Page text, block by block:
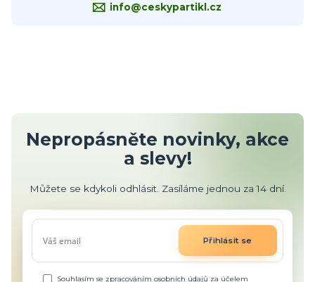
info@ceskypartikl.cz
Nepropásněte novinky, akce
a slevy!
Můžete se kdykoli odhlásit. Zasíláme jednou za 14 dní.
Přihlásit se
Souhlasím se zpracováním osobních údajů za účelem